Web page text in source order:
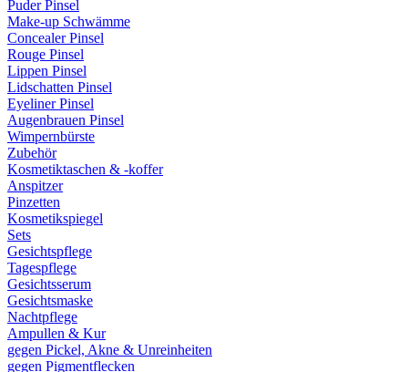
Puder Pinsel
Make-up Schwämme
Concealer Pinsel
Rouge Pinsel
Lippen Pinsel
Lidschatten Pinsel
Eyeliner Pinsel
Augenbrauen Pinsel
Wimpernbürste
Zubehör
Kosmetiktaschen & -koffer
Anspitzer
Pinzetten
Kosmetikspiegel
Sets
Gesichtspflege
Tagespflege
Gesichtsserum
Gesichtsmaske
Nachtpflege
Ampullen & Kur
gegen Pickel, Akne & Unreinheiten
gegen Pigmentflecken